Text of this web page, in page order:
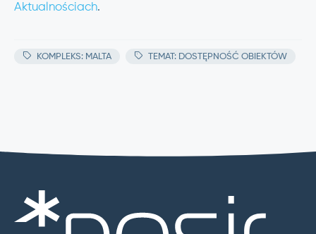
Aktualnościach.
KOMPLEKS: MALTA TEMAT: DOSTĘPNOŚĆ OBIEKTÓW